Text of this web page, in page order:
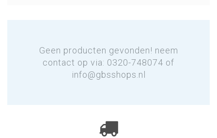
Geen producten gevonden! neem
contact op via: 0320-748074 of
info@gbsshops.nl